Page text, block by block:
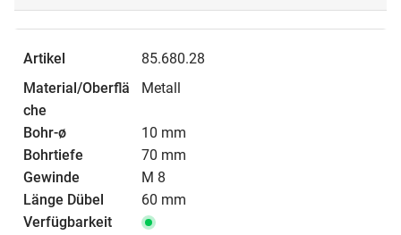
85.680.28
Metall
10 mm
70 mm
M 8
60 mm